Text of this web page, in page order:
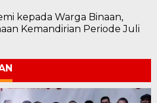
kepada Warga Binaan,
Kemandirian Periode Juli